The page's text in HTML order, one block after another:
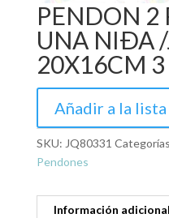
PENDON 2
UNA NIÐA
20X16CM
Añadir a la lista
SKU: JQ80331
Pendones
Información adicional